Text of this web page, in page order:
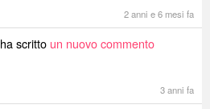
2 anni e 6 mesi fa
ha scritto un nuovo commento
3 anni fa